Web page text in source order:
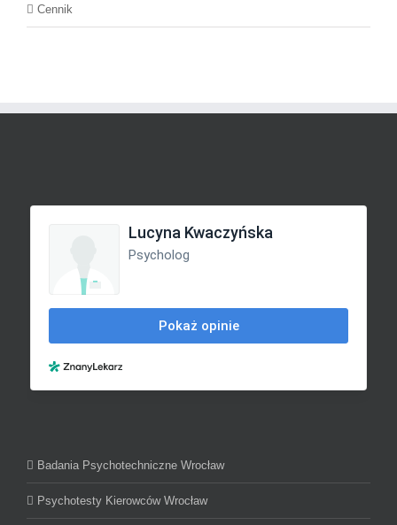
Cennik
Badania Psychotechniczne Wrocław
Psychotesty Kierowców Wrocław